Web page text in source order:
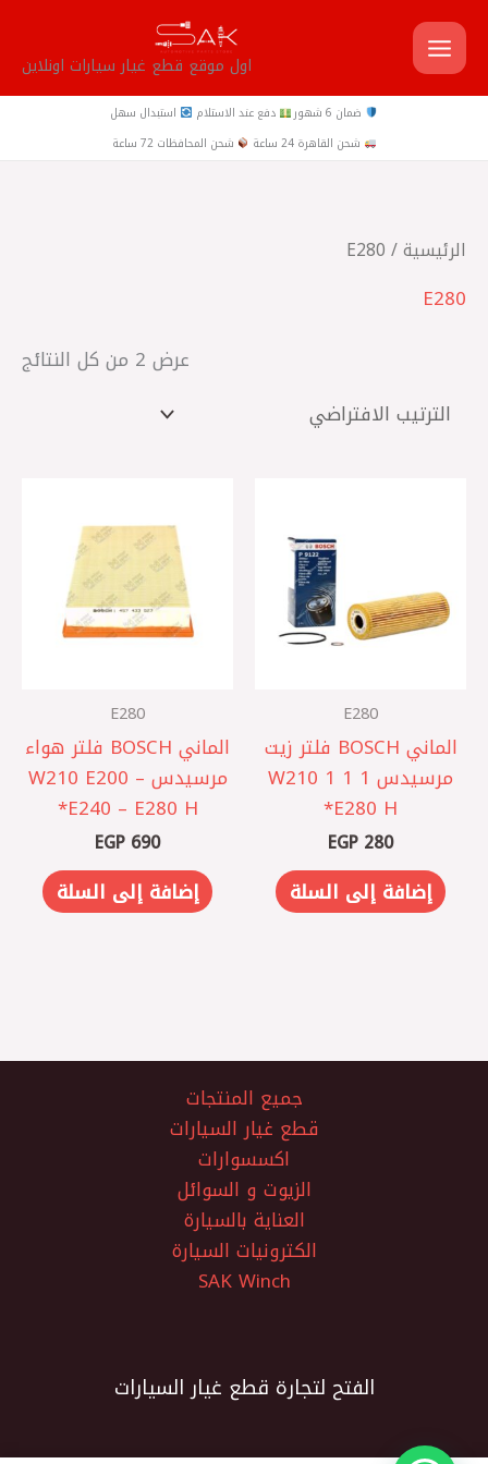
تخطي
إلى
المحتوى
اول موقع قطع غيار سيارات اونلاين
ضمان 6 شهور دفع عند الاستلام
استبدال سهل
شحن القاهرة 24 ساعة
شحن المحافظات 72 ساعة
الرئيسية/ E280
E280
عرض ⁦2⁩ من كل النتائج
E280
الماني BOSCH فلتر زيت
مرسيدس 1 1 1 W210
E280 H*
EGP 280
إضافة إلى السلة
E280
الماني BOSCH فلتر هواء
مرسيدس W210 E200 –
E240 – E280 H*
EGP 690
إضافة إلى السلة
جميع المنتجات
قطع غيار السيارات
اكسسوارات
الزيوت و السوائل
العناية بالسيارة
الكترونيات السيارة
SAK Winch
الفتح لتجارة قطع غيار السيارات